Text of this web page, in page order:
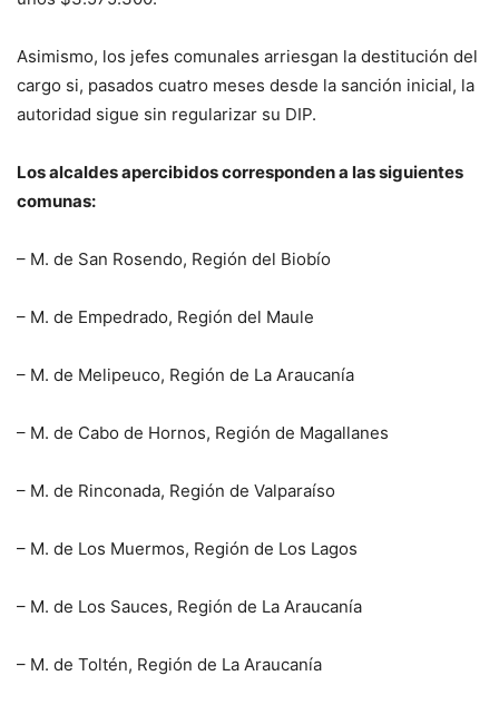
Asimismo, los jefes comunales arriesgan la destitución del
cargo si, pasados cuatro meses desde la sanción inicial, la
autoridad sigue sin regularizar su DIP.
Los alcaldes apercibidos corresponden a las siguientes
comunas:
– M. de San Rosendo, Región del Biobío
– M. de Empedrado, Región del Maule
– M. de Melipeuco, Región de La Araucanía
– M. de Cabo de Hornos, Región de Magallanes
– M. de Rinconada, Región de Valparaíso
– M. de Los Muermos, Región de Los Lagos
– M. de Los Sauces, Región de La Araucanía
– M. de Toltén, Región de La Araucanía